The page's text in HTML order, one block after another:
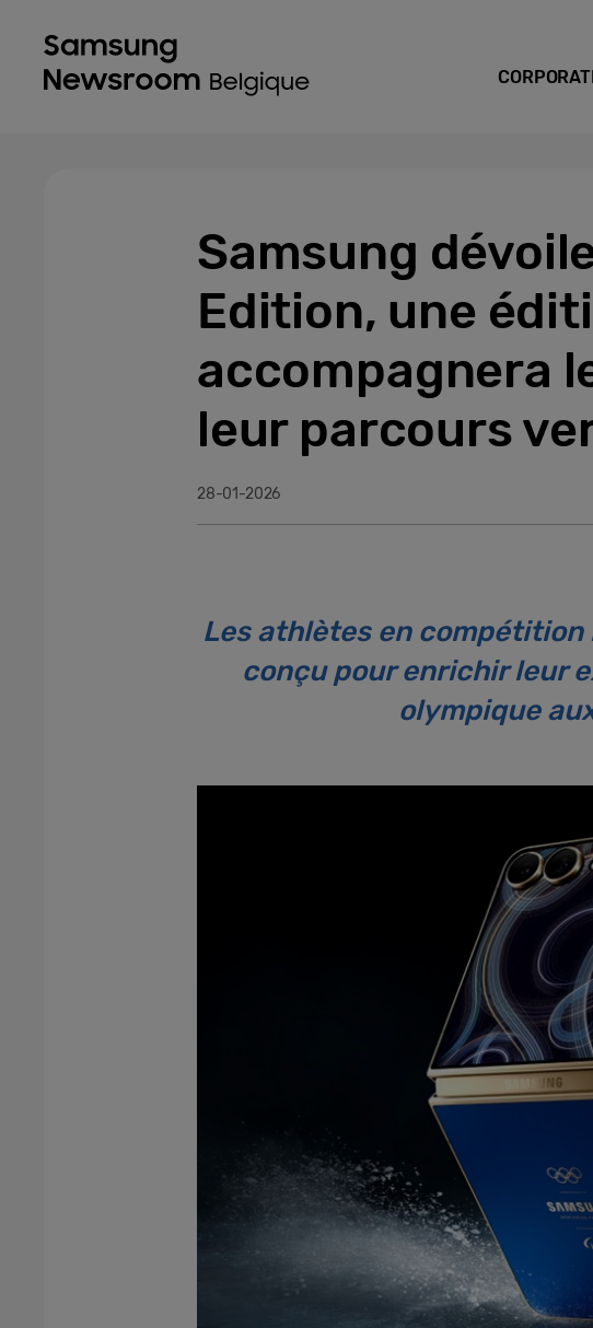
Samsung
Edition, une
accompagnera
leur parcours
28-01-2026
Les athlètes en
conçu pour enrichir leur
olympique